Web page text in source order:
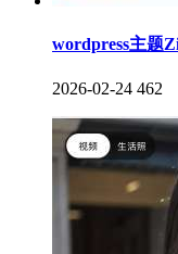
wordpress主题
2026-02-24 462